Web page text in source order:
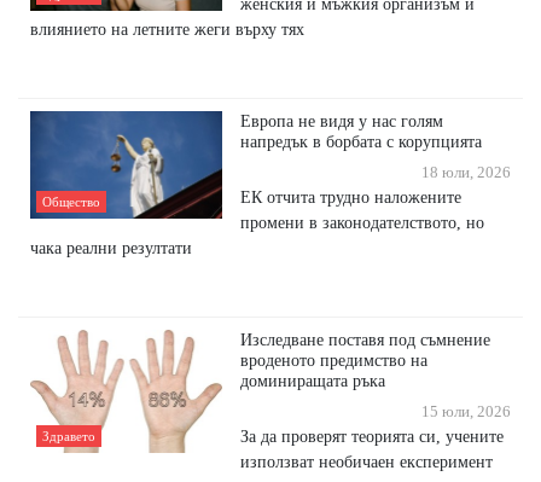
женския и мъжкия организъм и
влиянието на летните жеги върху тях
Общество
Европа не видя у нас голям
напредък в борбата с корупцията
18 юли, 2026
ЕК отчита трудно наложените
промени в законодателството, но
чака реални резултати
Здравето
Изследване поставя под съмнение
вроденото предимство на
доминиращата ръка
15 юли, 2026
За да проверят теорията си, учените
използват необичаен експеримент